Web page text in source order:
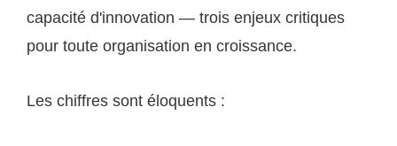
capacité d'innovation — trois enjeux critiques
pour toute organisation en croissance.
Les chiffres sont éloquents :